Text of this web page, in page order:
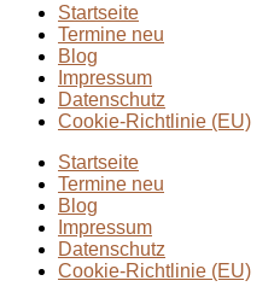
Startseite
Termine neu
Blog
Impressum
Datenschutz
Cookie-Richtlinie (EU)
Startseite
Termine neu
Blog
Impressum
Datenschutz
Cookie-Richtlinie (EU)